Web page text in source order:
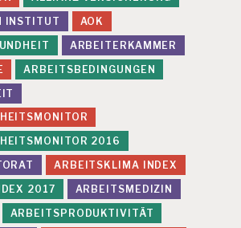
INSTITUT
AOK
ARBEITERKAMMER
ARBEITSBEDINGUNGEN
2016
ARBEITSKLIMA INDEX
2017
ARBEITSMEDIZIN
ARBEITSPRODUKTIVITÄT